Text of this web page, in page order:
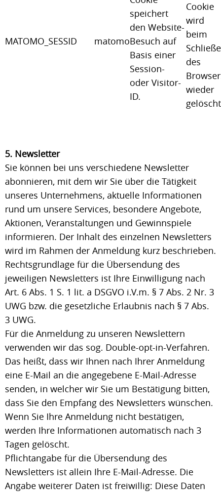
MATOMO_SESSID matomo
speichert
den Website-
Besuch auf
Basis einer
Session-
oder Visitor-
ID.
Cookie
wird
beim
des
wieder
gelöscht
5. Newsletter
Sie können bei uns verschiedene Newsletter
abonnieren, mit dem wir Sie über die Tätigkeit
unseres Unternehmens, aktuelle Informationen
rund um unsere Services, besondere Angebote,
Aktionen, Veranstaltungen und Gewinnspiele
informieren. Der Inhalt des einzelnen Newsletters
wird im Rahmen der Anmeldung kurz beschrieben.
Rechtsgrundlage für die Übersendung des
jeweiligen Newsletters ist Ihre Einwilligung nach
Art. 6 Abs. 1 S. 1 lit. a DSGVO i.V.m. § 7 Abs. 2 Nr. 3
UWG bzw. die gesetzliche Erlaubnis nach § 7 Abs.
3 UWG.
Für die Anmeldung zu unseren Newslettern
verwenden wir das sog. Double-opt-in-Verfahren.
Das heißt, dass wir Ihnen nach Ihrer Anmeldung
eine E-Mail an die angegebene E-Mail-Adresse
senden, in welcher wir Sie um Bestätigung bitten,
dass Sie den Empfang des Newsletters wünschen.
Wenn Sie Ihre Anmeldung nicht bestätigen,
werden Ihre Informationen automatisch nach 3
Tagen gelöscht.
Pflichtangabe für die Übersendung des
Newsletters ist allein Ihre E-Mail-Adresse. Die
Angabe weiterer Daten ist freiwillig: Diese Daten